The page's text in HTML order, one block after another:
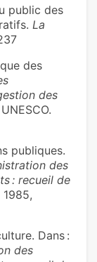
public des
La
des
des
publiques.
des
: recueil de
1985,
Dans :
des